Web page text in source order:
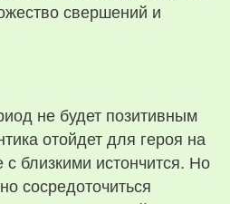
свершений и
не будет позитивным
отойдет для героя на
близкими истончится. Но
сосредоточиться